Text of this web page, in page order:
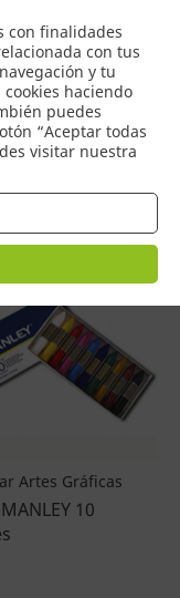
con finalidades
con tus
y tu
haciendo
puedes
“Aceptar todas
visitar nuestra
0
por precio
Artes Gráficas
10